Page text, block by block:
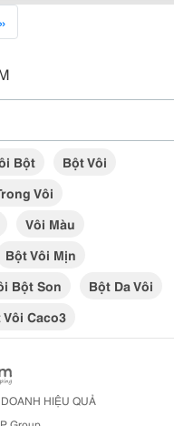
»
Bột
Bột Vôi
Vôi
Vôi Màu
Bột Vôi Mịn
Bột Son
Bột Da Vôi
Vôi Caco3
HIỆU QUẢ